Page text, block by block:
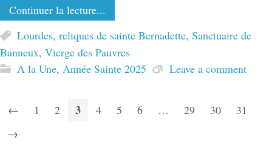
Continuer la lecture...
Lourdes, reliques de sainte Bernadette, Sanctuaire de
Banneux, Vierge des Pauvres
A la Une, Année Sainte 2025 Leave a comment
← 1 2 3 4 5 6 … 29 30
31
→